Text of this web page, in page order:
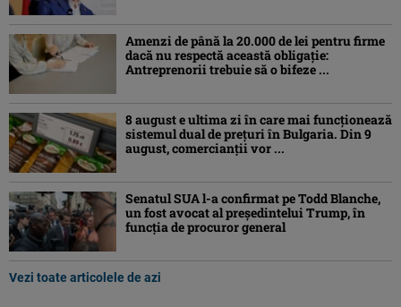
Amenzi de până la 20.000 de lei pentru firme
dacă nu respectă această obligație:
Antreprenorii trebuie să o bifeze ...
8 august e ultima zi în care mai funcționează
sistemul dual de prețuri în Bulgaria. Din 9
august, comercianții vor ...
Senatul SUA l-a confirmat pe Todd Blanche,
un fost avocat al președintelui Trump, în
funcția de procuror general
Vezi toate articolele de azi